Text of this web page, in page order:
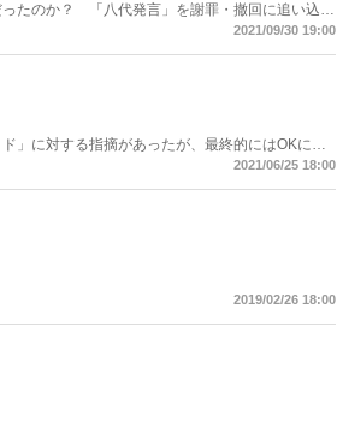
たのか？ 「八代発言」を謝罪・撤回に追い込む
員長。元共産党委員の松崎いたる氏が日本共産党
2021/09/30 19:00
」に対する指摘があったが、最終的にはOKに！
、広告もおもしろい！いま読みたい記事が、ここ
2021/06/25 18:00
2019/02/26 18:00